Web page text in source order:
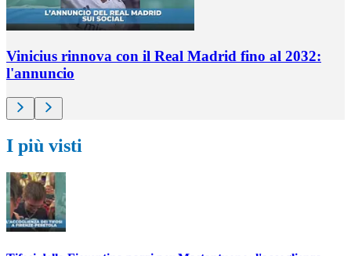
Vinicius rinnova con il Real Madrid fino al 2032:
l'annuncio
I più visti